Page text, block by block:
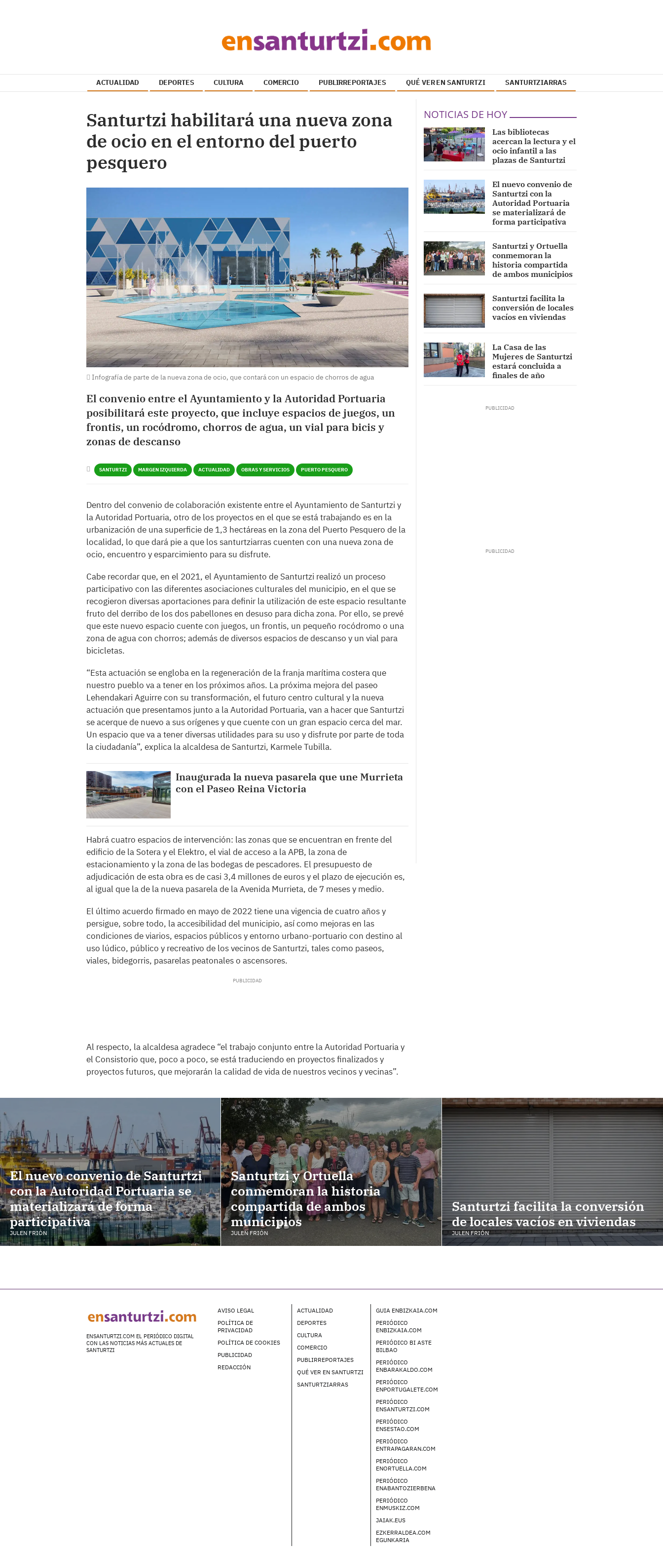
ACTUALIDAD DEPORTES CULTURA COMERCIO PUBLIRREPORTAJES QUÉ VER EN SANTURTZI SANTURTZIARRAS
Santurtzi habilitará una nueva zona
de ocio en el entorno del puerto
pesquero
Infografía de parte de la nueva zona de ocio, que contará con un espacio de chorros de agua
El convenio entre el Ayuntamiento y la Autoridad Portuaria
posibilitará este proyecto, que incluye espacios de juegos, un
frontis, un rocódromo, chorros de agua, un vial para bicis y
zonas de descanso
SANTURTZI MARGEN IZQUIERDA ACTUALIDAD OBRAS Y SERVICIOS PUERTO PESQUERO
Dentro del convenio de colaboración existente entre el Ayuntamiento de Santurtzi y
la Autoridad Portuaria, otro de los proyectos en el que se está trabajando es en la
urbanización de una superficie de 1,3 hectáreas en la zona del Puerto Pesquero de la
localidad, lo que dará pie a que los santurtziarras cuenten con una nueva zona de
ocio, encuentro y esparcimiento para su disfrute.
Cabe recordar que, en el 2021, el Ayuntamiento de Santurtzi realizó un proceso
participativo con las diferentes asociaciones culturales del municipio, en el que se
recogieron diversas aportaciones para definir la utilización de este espacio resultante
fruto del derribo de los dos pabellones en desuso para dicha zona. Por ello, se prevé
que este nuevo espacio cuente con juegos, un frontis, un pequeño rocódromo o una
zona de agua con chorros; además de diversos espacios de descanso y un vial para
bicicletas.
“Esta actuación se engloba en la regeneración de la franja marítima costera que
nuestro pueblo va a tener en los próximos años. La próxima mejora del paseo
Lehendakari Aguirre con su transformación, el futuro centro cultural y la nueva
actuación que presentamos junto a la Autoridad Portuaria, van a hacer que Santurtzi
se acerque de nuevo a sus orígenes y que cuente con un gran espacio cerca del mar.
Un espacio que va a tener diversas utilidades para su uso y disfrute por parte de toda
la ciudadanía”, explica la alcaldesa de Santurtzi, Karmele Tubilla.
Inaugurada la nueva pasarela que une Murrieta
con el Paseo Reina Victoria
Habrá cuatro espacios de intervención: las zonas que se encuentran en frente del
edificio de la Sotera y el Elektro, el vial de acceso a la APB, la zona de
estacionamiento y la zona de las bodegas de pescadores. El presupuesto de
adjudicación de esta obra es de casi 3,4 millones de euros y el plazo de ejecución es,
al igual que la de la nueva pasarela de la Avenida Murrieta, de 7 meses y medio.
El último acuerdo firmado en mayo de 2022 tiene una vigencia de cuatro años y
persigue, sobre todo, la accesibilidad del municipio, así como mejoras en las
condiciones de viarios, espacios públicos y entorno urbano-portuario con destino al
uso lúdico, público y recreativo de los vecinos de Santurtzi, tales como paseos,
viales, bidegorris, pasarelas peatonales o ascensores.
Al respecto, la alcaldesa agradece “el trabajo conjunto entre la Autoridad Portuaria y
el Consistorio que, poco a poco, se está traduciendo en proyectos finalizados y
proyectos futuros, que mejorarán la calidad de vida de nuestros vecinos y vecinas”.
NOTICIAS DE HOY
Las bibliotecas
acercan la lectura y el
ocio infantil a las
plazas de Santurtzi
El nuevo convenio de
Santurtzi con la
Autoridad Portuaria
se materializará de
forma participativa
Santurtzi y Ortuella
conmemoran la
historia compartida
de ambos municipios
Santurtzi facilita la
conversión de locales
vacíos en viviendas
La Casa de las
Mujeres de Santurtzi
estará concluida a
finales de año
El nuevo convenio de Santurtzi
con la Autoridad Portuaria se
materializará de forma
participativa
JULEN FRIÓN
Santurtzi y Ortuella
conmemoran la historia
compartida de ambos
municipios
JULEN FRIÓN
Santurtzi facilita la conversión
de locales vacíos en viviendas
JULEN FRIÓN
ENSANTURTZI.COM EL PERIÓDICO DIGITAL
CON LAS NOTICIAS MÁS ACTUALES DE
SANTURTZI
AVISO LEGAL
POLÍTICA DE
PRIVACIDAD
POLÍTICA DE COOKIES
PUBLICIDAD
REDACCIÓN
ACTUALIDAD
DEPORTES
CULTURA
COMERCIO
PUBLIRREPORTAJES
QUÉ VER EN SANTURTZI
SANTURTZIARRAS
GUIA ENBIZKAIA.COM
PERIÓDICO
ENBIZKAIA.COM
PERIÓDICO BI ASTE
BILBAO
PERIÓDICO
ENBARAKALDO.COM
PERIÓDICO
ENPORTUGALETE.COM
PERIÓDICO
ENSANTURTZI.COM
PERIÓDICO
ENSESTAO.COM
PERIÓDICO
ENTRAPAGARAN.COM
PERIÓDICO
ENORTUELLA.COM
PERIÓDICO
ENABANTOZIERBENA
PERIÓDICO
ENMUSKIZ.COM
JAIAK.EUS
EZKERRALDEA.COM
EGUNKARIA